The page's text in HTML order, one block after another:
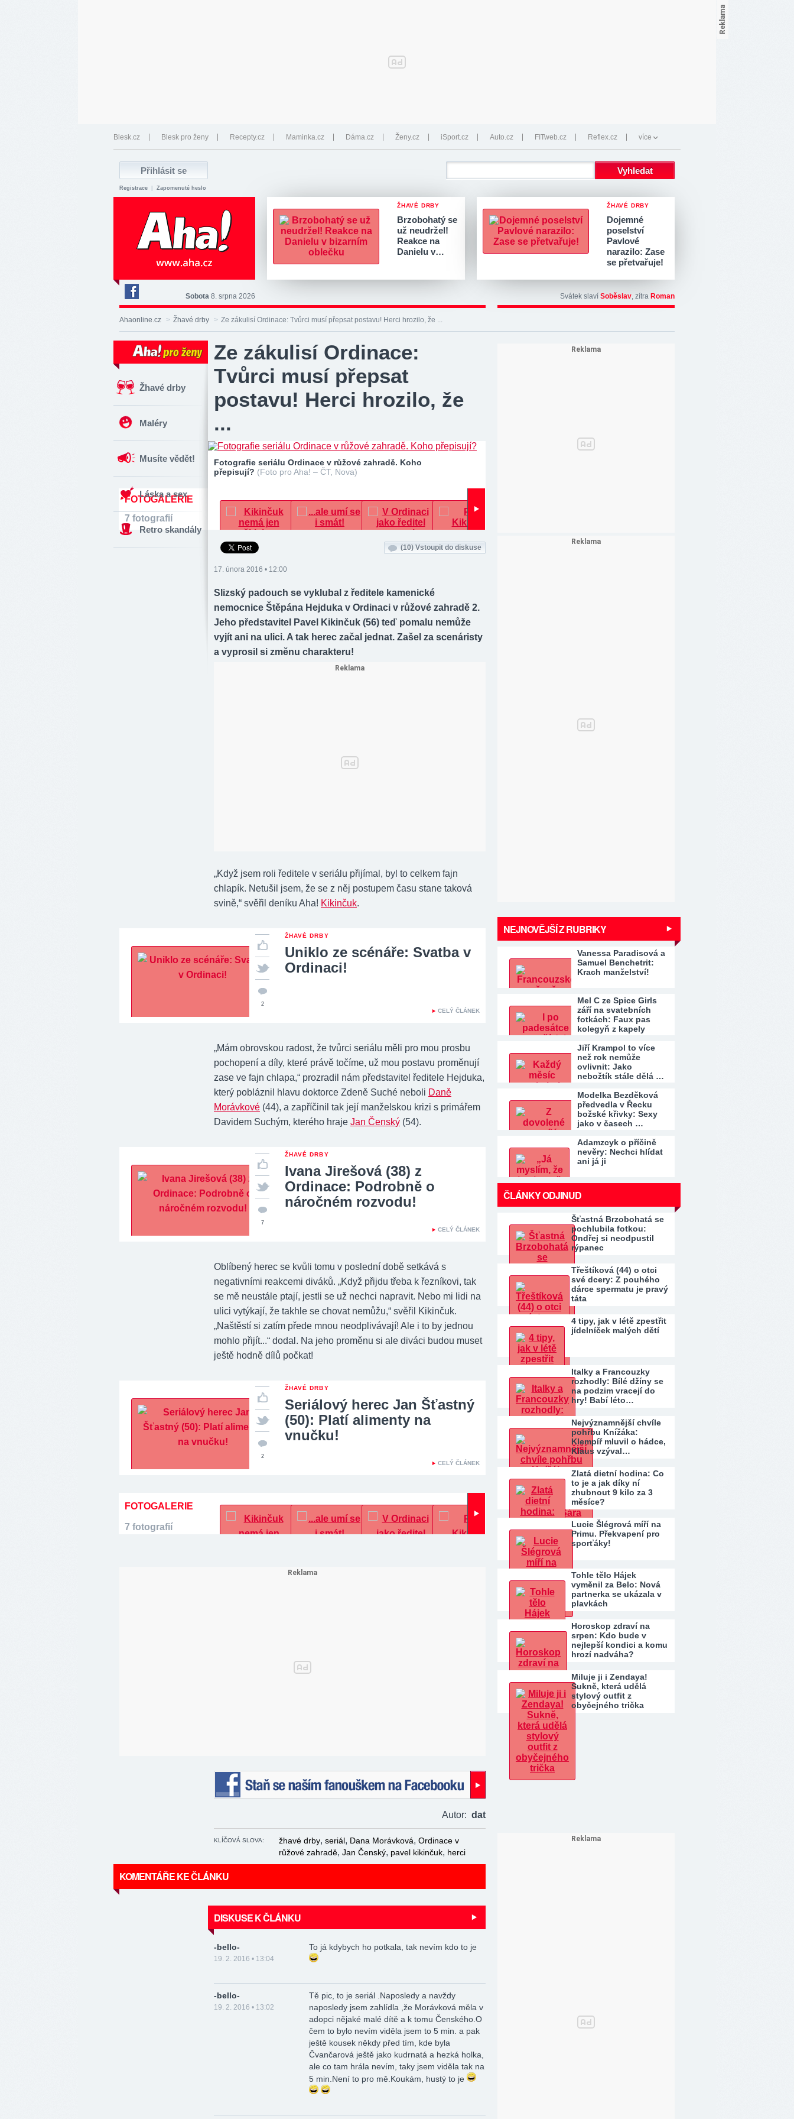
Blesk.cz Blesk pro ženy Recepty.cz Maminka.cz Dáma.cz Ženy.cz iSport.cz Auto.cz FITweb.cz Reflex.cz více
Registrace Zapomenuté heslo
ŽHAVÉ DRBY
Brzobohatý se
už neudržel!
Reakce na
Danielu v…
ŽHAVÉ DRBY
Dojemné
poselství
Pavlové
narazilo: Zase
se přetvařuje!
Deník
Aha!
na
Sobota 8. srpna 2026 Svátek slaví Soběslav, zítra Roman
Ahaonline.cz > Žhavé drby > Ze zákulisí Ordinace: Tvůrci musí přepsat postavu! Herci hrozilo, že ...
Žhavé drby
Maléry
Musíte vědět!
Láska a sex
Retro skandály
Ze zákulisí Ordinace:
Tvůrci musí přepsat
postavu! Herci hrozilo, že
...
Fotografie seriálu Ordinace v růžové zahradě. Koho
přepisují? (Foto pro Aha! – ČT, Nova)
FOTOGALERIE
7 fotografií
(10) Vstoupit do diskuse
17. února 2016 • 12:00
Slizský padouch se vyklubal z ředitele kamenické
nemocnice Štěpána Hejduka v Ordinaci v růžové zahradě 2.
Jeho představitel Pavel Kikinčuk (56) teď pomalu nemůže
vyjít ani na ulici. A tak herec začal jednat. Zašel za scenáristy
a vyprosil si změnu charakteru!
„Když jsem roli ředitele v seriálu přijímal, byl to celkem fajn
chlapík. Netušil jsem, že se z něj postupem času stane taková
svině,“ svěřil deníku Aha! Kikinčuk.
ŽHAVÉ DRBY
Uniklo ze scénáře: Svatba v
Ordinaci!
CELÝ ČLÁNEK
2
„Mám obrovskou radost, že tvůrci seriálu měli pro mou prosbu
pochopení a díly, které právě točíme, už mou postavu proměnují
zase ve fajn chlapa,“ prozradil nám představitel ředitele Hejduka,
který pobláznil hlavu doktorce Zdeně Suché neboli Daně
Morávkové (44), a zapříčinil tak její manželskou krizi s primářem
Davidem Suchým, kterého hraje Jan Čenský (54).
ŽHAVÉ DRBY
Ivana Jirešová (38) z
Ordinace: Podrobně o
náročném rozvodu!
CELÝ ČLÁNEK
7
Oblíbený herec se kvůli tomu v poslední době setkává s
negativními reakcemi diváků. „Když přijdu třeba k řezníkovi, tak
se mě neustále ptají, jestli se už nechci napravit. Nebo mi lidi na
ulici vytýkají, že takhle se chovat nemůžu,“ svěřil Kikinčuk.
„Naštěstí si zatím přede mnou neodplivávají! Ale i to by jednou
mohlo přijít...“ dodal. Na jeho proměnu si ale diváci budou muset
ještě hodně dílů počkat!
ŽHAVÉ DRBY
Seriálový herec Jan Šťastný
(50): Platí alimenty na
vnučku!
CELÝ ČLÁNEK
2
FOTOGALERIE
7 fotografií
Autor: dat
KLÍČOVÁ SLOVA: žhavé drby, seriál, Dana Morávková, Ordinace v
růžové zahradě, Jan Čenský, pavel kikinčuk, herci
KOMENTÁŘE KE ČLÁNKU
DISKUSE K ČLÁNKU
-bello-
19. 2. 2016 • 13:04
To já kdybych ho potkala, tak nevím kdo to je
-bello-
19. 2. 2016 • 13:02
Tě pic, to je seriál .Naposledy a navždy
naposledy jsem zahlídla ,že Morávková měla v
adopci nějaké malé dítě a k tomu Čenského.O
čem to bylo nevím viděla jsem to 5 min. a pak
ještě kousek někdy před tím, kde byla
Čvančarová ještě jako kudrnatá a hezká holka,
ale co tam hrála nevím, taky jsem viděla tak na
5 min.Není to pro mě.Koukám, hustý to je
NEJNOVĚJŠÍ Z RUBRIKY
Vanessa Paradisová a
Samuel Benchetrit:
Krach manželství!
Mel C ze Spice Girls
září na svatebních
fotkách: Faux pas
kolegyň z kapely
Jiří Krampol to více
než rok nemůže
ovlivnit: Jako
nebožtík stále dělá …
Modelka Bezděková
předvedla v Řecku
božské křivky: Sexy
jako v časech …
Adamzcyk o příčině
nevěry: Nechci hlídat
ani já ji
ČLÁNKY ODJINUD
Šťastná Brzobohatá se
pochlubila fotkou:
Ondřej si neodpustil
rýpanec
Třeštíková (44) o otci
své dcery: Z pouhého
dárce spermatu je pravý
táta
4 tipy, jak v létě zpestřit
jídelníček malých dětí
Italky a Francouzky
rozhodly: Bílé džíny se
na podzim vracejí do
hry! Babí léto…
Nejvýznamnější chvíle
pohřbu Knížáka:
Klempíř mluvil o hádce,
Klaus vzýval…
Zlatá dietní hodina: Co
to je a jak díky ní
zhubnout 9 kilo za 3
měsíce?
Lucie Šlégrová míří na
Primu. Překvapení pro
sporťáky!
Tohle tělo Hájek
vyměnil za Belo: Nová
partnerka se ukázala v
plavkách
Horoskop zdraví na
srpen: Kdo bude v
nejlepší kondici a komu
hrozí nadváha?
Miluje ji i Zendaya!
Sukně, která udělá
stylový outfit z
obyčejného trička